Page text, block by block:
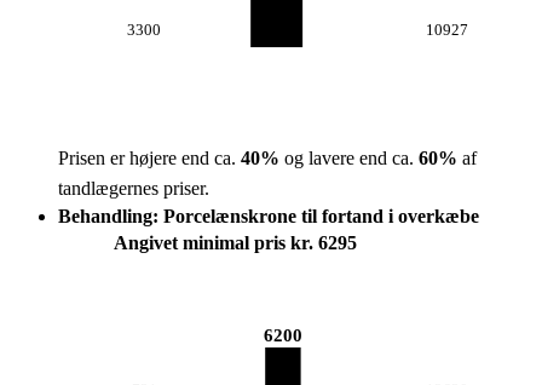
3300 10927
Prisen er højere end ca. 40% og lavere end ca. 60% af
tandlægernes priser.
Behandling: Porcelænskrone til fortand i overkæbe
Angivet minimal pris kr. 6295
6200